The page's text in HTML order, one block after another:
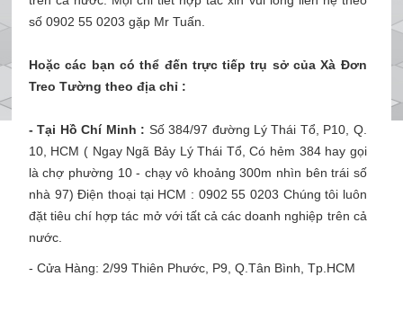
số 0902 55 0203 gặp Mr Tuấn.
Hoặc các bạn có thể đến trực tiếp trụ sở củaXà Đơn
Treo Tường theo địa chỉ :
- Tại Hồ Chí Minh : Số 384/97 đường Lý Thái Tổ, P10, Q.
10, HCM ( Ngay Ngã Bảy Lý Thái Tổ, Có hẻm 384 hay gọi
là chợ phường 10 - chạy vô khoảng 300m nhìn bên trái số
nhà 97) Điện thoại tại HCM : 0902 55 0203 Chúng tôi luôn
đặt tiêu chí hợp tác mở với tất cả các doanh nghiệp trên cả
nước.
- Cửa Hàng: 2/99 Thiên Phước, P9, Q.Tân Bình, Tp.HCM